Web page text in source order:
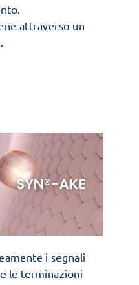
attraverso un
i segnali
le terminazioni